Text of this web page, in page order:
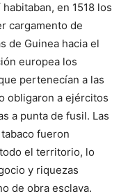
en 1518 los
cargamento de
de Guinea hacia el
europea los
pertenecían a las
obligaron a ejércitos
a punta de fusil. Las
fueron
el territorio, lo
y riquezas
de obra esclava.